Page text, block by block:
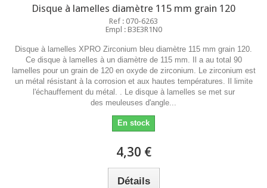
Disque à lamelles diamètre 115 mm grain 120
Ref : 070-6263
Empl : B3E3R1N0
Disque à lamelles XPRO Zirconium bleu diamètre 115 mm grain 120.
Ce disque à lamelles à un diamètre de 115 mm. Il a au total 90
lamelles pour un grain de 120 en oxyde de zirconium. Le zirconium est
un métal résistant à la corrosion et aux hautes températures. Il limite
l'échauffement du métal. . Le disque à lamelles se met sur
des meuleuses d'angle...
En stock
4,30 €
Détails